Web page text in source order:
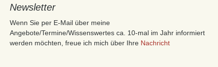
Newsletter
Wenn Sie per E-Mail über meine
Angebote/Termine/Wissenswertes ca. 10-mal im Jahr informiert
werden möchten, freue ich mich über Ihre Nachricht